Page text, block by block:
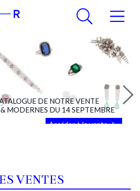
DE NOTRE VENTE
MODERNES DU 14 SEPTEMBRE
Accéder à la vente
VENTES